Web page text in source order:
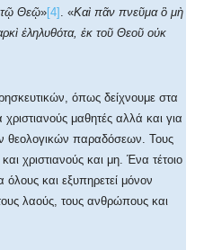
τῷ Θεῷ»[4] . «Καὶ πᾶν πνεῦμα ὃ μὴ
ἐληλυθότα, ἐκ τοῦ Θεοῦ οὐκ
όπως δείχνουμε στα
μαθητές αλλά και για
θεολογικών παραδόσεων. Τους
χριστιανούς και μη. Ένα τέτοιο
όλους και εξυπηρετεί μόνον
λαούς, τους ανθρώπους και